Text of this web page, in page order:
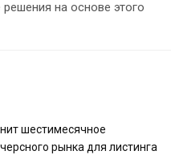
на основе этого
шестимесячное
рынка для листинга